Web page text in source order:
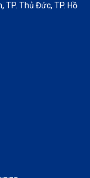
TP. Thủ Đức, TP. Hồ